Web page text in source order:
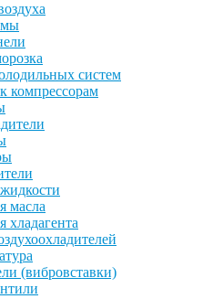
систем
компрессорам
масла
хладагента
(вибровставки)